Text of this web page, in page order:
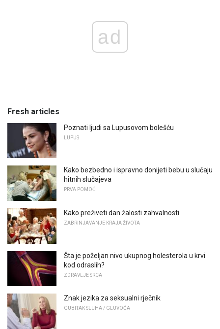
ad
Fresh articles
Poznati ljudi sa Lupusovom bolešću
LUPUS
Kako bezbedno i ispravno donijeti bebu u slučaju
hitnih slučajeva
PRVA POMOĆ
Kako preživeti dan žalosti zahvalnosti
ZABRINJAVANJE KRAJA ŽIVOTA
Šta je poželjan nivo ukupnog holesterola u krvi
kod odraslih?
ZDRAVLJE SRCA
Znak jezika za seksualni rječnik
GUBITAK SLUHA / GLUVOĆA